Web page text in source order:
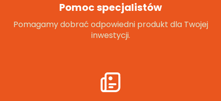
Pomoc specjalistów
Pomagamy dobrać odpowiedni produkt dla Twojej
inwestycji.